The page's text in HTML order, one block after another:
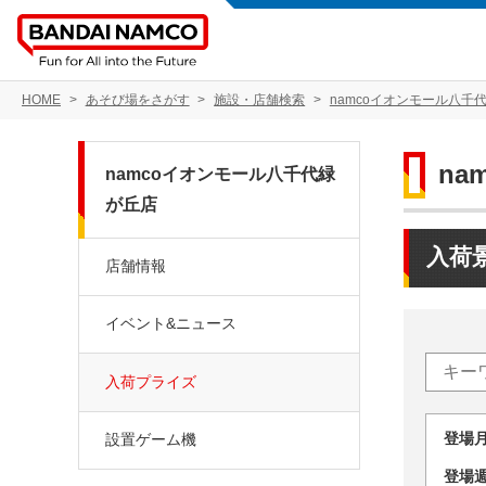
HOME あそび場をさがす 施設・店舗検索 namcoイオンモール八千
入荷
登
登
namcoイオンモール八千代緑
が丘店
店舗情報
イベント&ニュース
入荷プライズ
設置ゲーム機